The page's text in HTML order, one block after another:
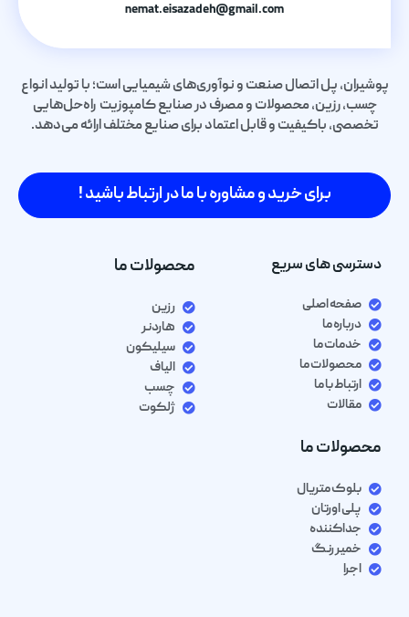
nemat.eisazadeh@gmail.com
پوشیران، پل اتصال صنعت و نوآوری‌های شیمیایی است؛ با تولید انواع
چسب، رزین، محصولات و مصرف در صنایع کامپوزیت راه‌حل‌هایی
تخصصی، باکیفیت و قابل اعتماد برای صنایع مختلف ارائه می‌دهد.
برای خرید و مشاوره با ما در ارتباط باشید !
دسترسی های سریع
صفحه اصلی
درباره ما
خدمات ما
محصولات ما
ارتباط با ما
مقالات
محصولات ما
رزین
هاردنر
سیلیکون
الیاف
چسب
ژلکوت
محصولات ما
بلوک متریال
پلی اورتان
جداکننده
خمیر رنگ
اجرا